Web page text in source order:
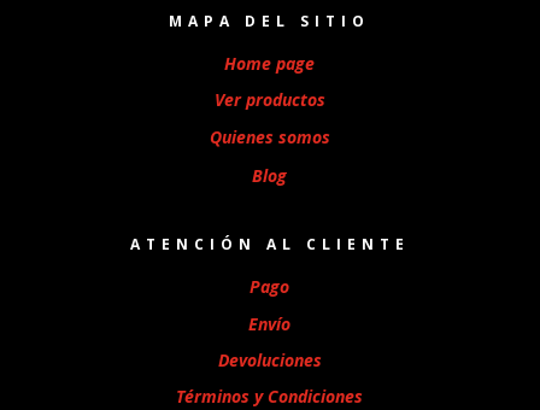
MAPA DEL SITIO
Home page
Ver productos
Quienes somos
Blog
ATENCIÓN AL CLIENTE
Pago
Envío
Devoluciones
Términos y Condiciones